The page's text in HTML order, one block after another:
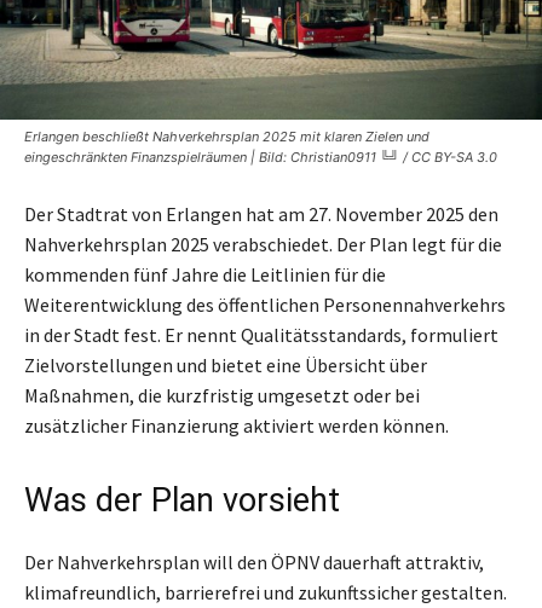
Erlangen beschließt Nahverkehrsplan 2025 mit klaren Zielen und
eingeschränkten Finanzspielräumen | Bild: Christian0911 ╚╝ / CC BY-SA 3.0
Der Stadtrat von Erlangen hat am 27. November 2025 den
Nahverkehrsplan 2025 verabschiedet. Der Plan legt für die
kommenden fünf Jahre die Leitlinien für die
Weiterentwicklung des öffentlichen Personennahverkehrs
in der Stadt fest. Er nennt Qualitätsstandards, formuliert
Zielvorstellungen und bietet eine Übersicht über
Maßnahmen, die kurzfristig umgesetzt oder bei
zusätzlicher Finanzierung aktiviert werden können.
Was der Plan vorsieht
Der Nahverkehrsplan will den ÖPNV dauerhaft attraktiv,
klimafreundlich, barrierefrei und zukunftssicher gestalten.